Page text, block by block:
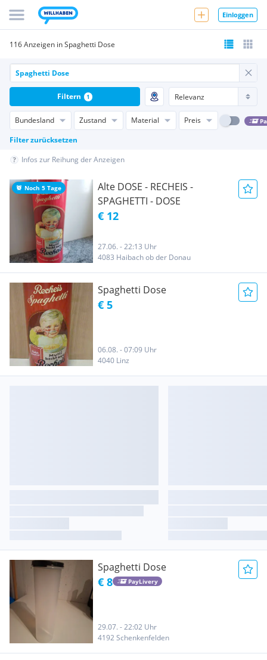
Einloggen
116 Anzeigen in Spaghetti Dose
Bundesland Zustand Material Preis
Filter zurücksetzen
Filtern 1
Infos zur Reihung der Anzeigen
Noch 5 Tage
Alte DOSE - RECHEIS -
SPAGHETTI - DOSE
€ 12
27.06. - 22:13 Uhr
4083 Haibach ob der Donau
Spaghetti Dose
€ 5
06.08. - 07:09 Uhr
4040 Linz
Spaghetti Dose
€ 8 PayLivery
29.07. - 22:02 Uhr
4192 Schenkenfelden